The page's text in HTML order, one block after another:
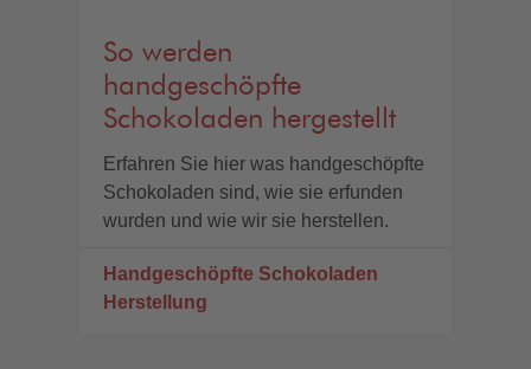
So werden
handgeschöpfte
Schokoladen hergestellt
Erfahren Sie hier was handgeschöpfte
Schokoladen sind, wie sie erfunden
wurden und wie wir sie herstellen.
Handgeschöpfte Schokoladen
Herstellung